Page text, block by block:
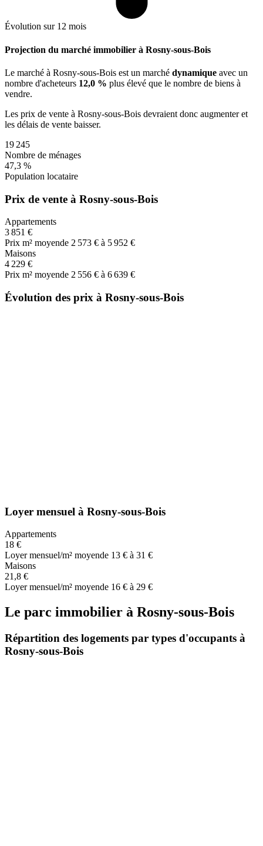
Évolution sur 12 mois
Projection du marché immobilier à Rosny-sous-Bois
Le marché à Rosny-sous-Bois est un marché dynamique avec un
nombre d'acheteurs 12,0 % plus élevé que le nombre de biens à
vendre.
Les prix de vente à Rosny-sous-Bois devraient donc augmenteret
les délais de vente baisser.
19 245
Nombre de ménages
47,3 %
Population locataire
Prix de vente à Rosny-sous-Bois
Appartements
3 851 €
Prix m² moyende 2 573 € à 5 952 €
Maisons
4 229 €
Prix m² moyende 2 556 € à 6 639 €
Évolution des prix à Rosny-sous-Bois
Loyer mensuel à Rosny-sous-Bois
Appartements
18 €
Loyer mensuel/m² moyende 13 € à 31 €
Maisons
21,8 €
Loyer mensuel/m² moyende 16 € à 29 €
Le parc immobilier à Rosny-sous-Bois
Répartition des logements par types d'occupants à
Rosny-sous-Bois